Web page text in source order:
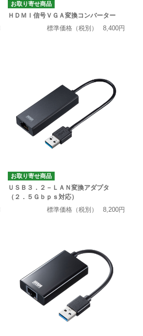
お取り寄せ商品
ＨＤＭＩ信号ＶＧＡ変換コンバーター
標準価格（税別）
8,400円
お取り寄せ商品
ＵＳＢ３．２－ＬＡＮ変換アダプタ
（２．５Ｇｂｐｓ対応）
標準価格（税別）
8,200円